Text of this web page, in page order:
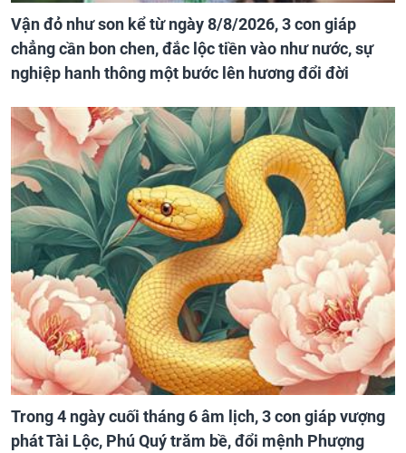
Vận đỏ như son kể từ ngày 8/8/2026, 3 con giáp
chẳng cần bon chen, đắc lộc tiền vào như nước, sự
nghiệp hanh thông một bước lên hương đổi đời
Trong 4 ngày cuối tháng 6 âm lịch, 3 con giáp vượng
phát Tài Lộc, Phú Quý trăm bề, đổi mệnh Phượng